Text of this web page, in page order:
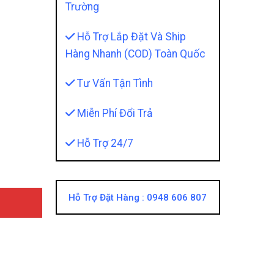
Mẫu JY Nguyên Cụm - Lắp Đặt Cắm Giắc 100%,
Trường
Hỗ Trợ Lắp Đặt Và Ship
Hàng Nhanh (COD) Toàn Quốc
Tư Vấn Tận Tình
Miễn Phí Đổi Trả
Hỗ Trợ 24/7
Hỗ Trợ Đặt Hàng : 0948 606 807